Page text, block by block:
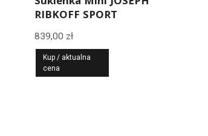
RIBKOFF SPORT
839,00 zł
Kup / aktualna
cena